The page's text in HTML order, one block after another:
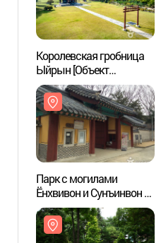
Королевская гробница
Ыйрын [Объект
Всемирного наследия
ЮНЕСКО](서울 의릉(경종,
선의왕후) [유네스코
세계문화유산])
Парк с могилами
Ёнхвивон и Сунъинвон в
Сеуле (서울 영휘원
(순헌황귀비)과 숭인원
(이진))